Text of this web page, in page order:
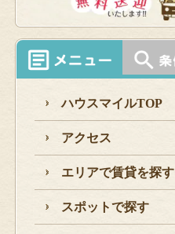
ハウスマイルTOP
アクセス
エリアで賃貸を探す
スポットで探す